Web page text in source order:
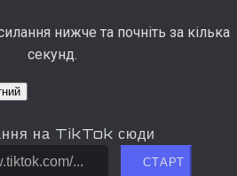
нижче та почніть за кілька
секунд.
на TikTok сюди
СТАРТ